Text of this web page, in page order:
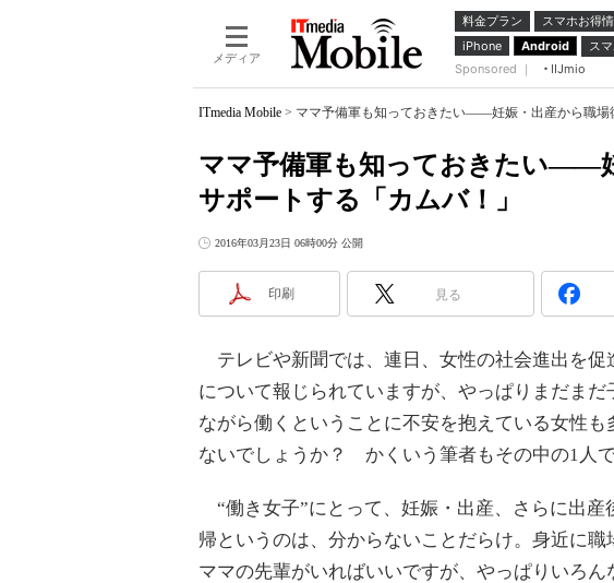
メディア
料金プラン スマホお得
iPhone
Android ス
Sponsored ｜
IIJmio
ITmedia Mobile > ママ予備軍も知っておきたい――妊娠・出産から職場
ママ予備軍も知っておきたい――
サポートする「カムバ！」
2016年03月23日 06時00分 公開
印刷 見る
テレビや新聞では、連日、女性の社会進出を促
について報じられていますが、やっぱりまだまだ
ながら働くということに不安を抱えている女性も
ないでしょうか？ かくいう筆者もその中の1人で
“働き女子”にとって、妊娠・出産、さらに出産
帰というのは、分からないことだらけ。身近に職
ママの先輩がいればいいですが、やっぱりいろ